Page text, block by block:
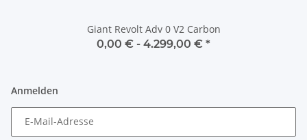
Giant Revolt Adv 0 V2 Carbon
0,00 € - 4.299,00 € *
Anmelden
E-Mail-Adresse